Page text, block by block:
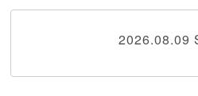
2026.08.09